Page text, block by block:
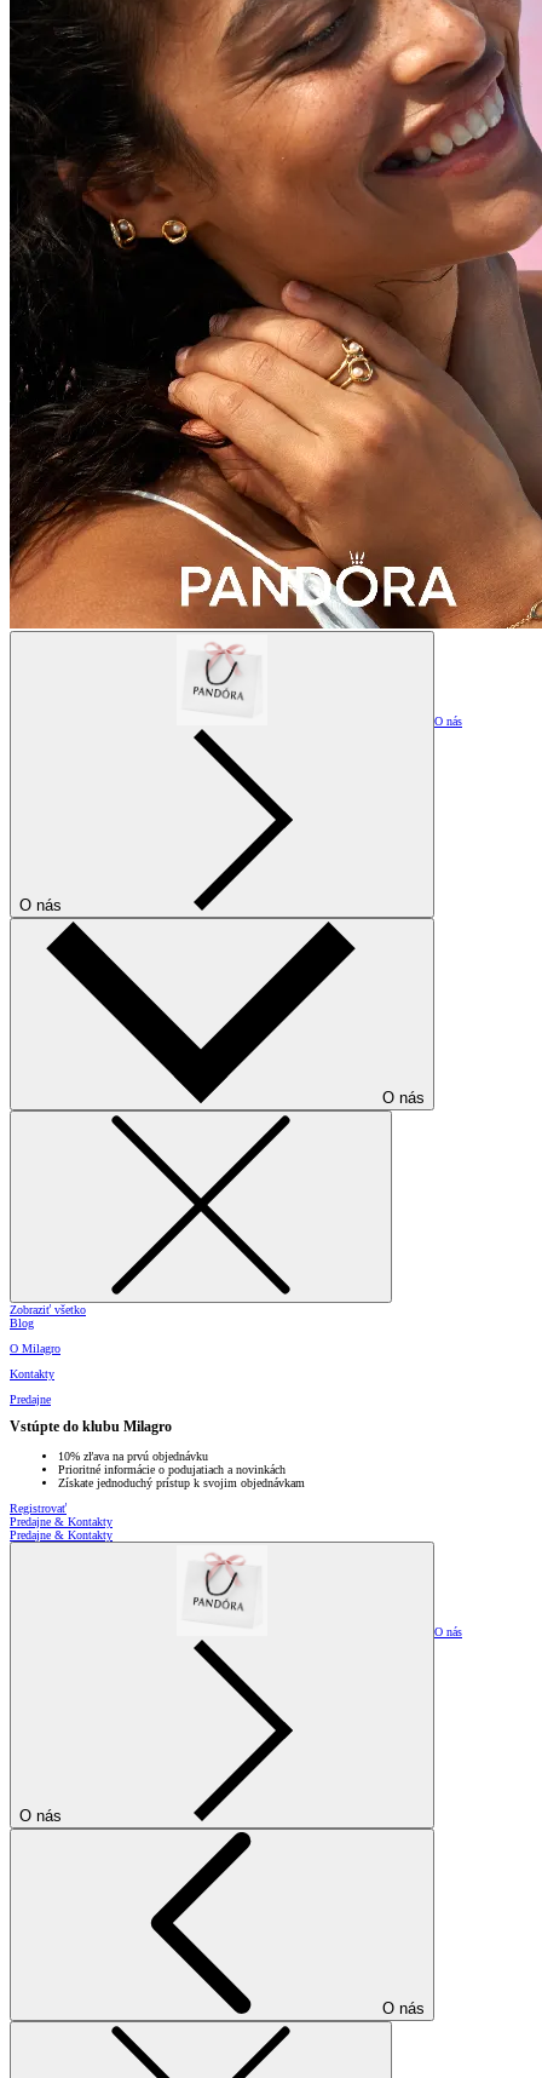
O nás
O nás
O nás
Zobraziť všetko
Blog
O Milagro
Kontakty
Predajne
Vstúpte do klubu Milagro
10% zľava na prvú objednávku
Prioritné informácie o podujatiach a novinkách
Získate jednoduchý prístup k svojim objednávkam
Registrovať
Predajne & Kontakty
Predajne & Kontakty
O nás
O nás
O nás